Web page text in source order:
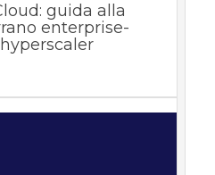
guida alla
enterprise-